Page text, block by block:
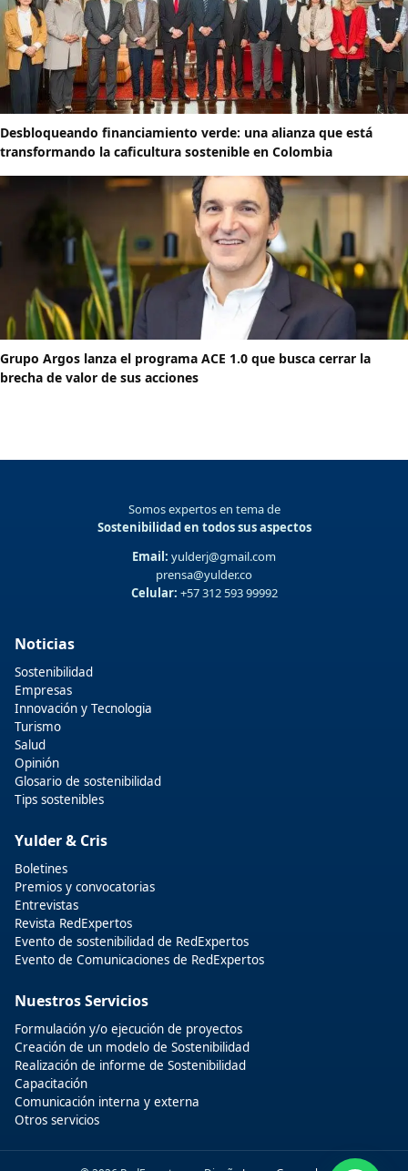
Desbloqueando financiamiento verde: una alianza que está
transformando la caficultura sostenible en Colombia
Grupo Argos lanza el programa ACE 1.0 que busca cerrar la
brecha de valor de sus acciones
Somos expertos en tema de
Sostenibilidad en todos sus aspectos
Email: yulderj@gmail.com
prensa@yulder.co
Celular: +57 312 593 99992
Noticias
Sostenibilidad
Empresas
Innovación y Tecnologia
Turismo
Salud
Opinión
Glosario de sostenibilidad
Tips sostenibles
Yulder & Cris
Boletines
Premios y convocatorias
Entrevistas
Revista RedExpertos
Evento de sostenibilidad de RedExpertos
Evento de Comunicaciones de RedExpertos
Nuestros Servicios
Formulación y/o ejecución de proyectos
Creación de un modelo de Sostenibilidad
Realización de informe de Sostenibilidad
Capacitación
Comunicación interna y externa
Otros servicios